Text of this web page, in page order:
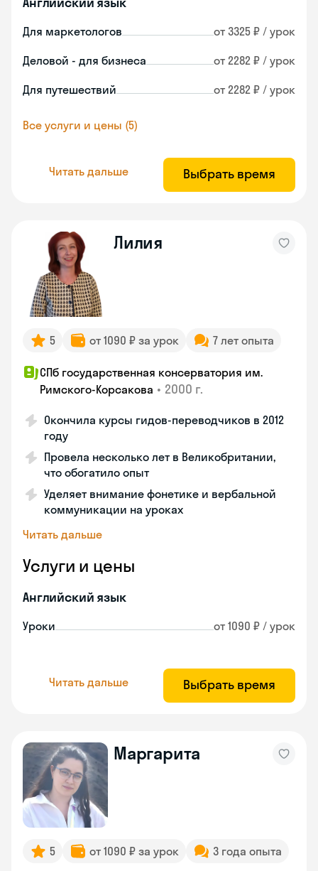
Для маркетологов от 3325 ₽ / урок
Деловой - для бизнеса от 2282 ₽ / урок
Для путешествий от 2282 ₽ / урок
Все услуги и цены (5)
Читать дальше Выбрать время
Лилия
5 от 1090 ₽ за урок 7 лет опыта
СПб государственная консерватория им.
Римского-Корсакова • 2000 г.
Окончила курсы гидов-переводчиков в 2012
году
Провела несколько лет в Великобритании,
что обогатило опыт
Уделяет внимание фонетике и вербальной
коммуникации на уроках
Читать дальше
Услуги и цены
Английский язык
Уроки от 1090 ₽ / урок
Читать дальше Выбрать время
Маргарита
5 от 1090 ₽ за урок 3 года опыта